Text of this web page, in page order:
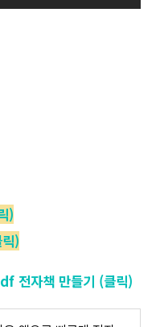
)
)
전자책 만들기 (클릭)